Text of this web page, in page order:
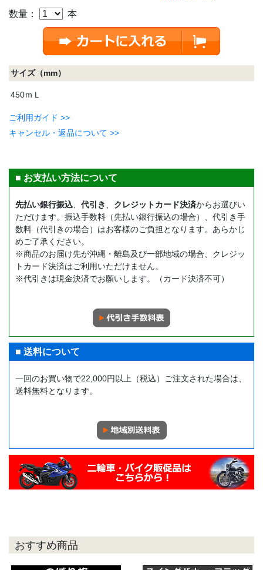
数量： 本
サイズ（mm）
450ｍＬ
ご利用ガイド >>
キャンセル・返品について >>
■ お支払い方法について
先払い銀行振込 代引き クレジットカード決済からお選びい
ただけます。振込手数料（先払い銀行振込の場合）、代引き手
数料（代引きの場合）はお客様のご負担となります。あらかじ
めご了承ください。
※商品のお届け先が沖縄・離島及び一部地域の場合、クレジッ
トカード決済はご利用いただけません。
※代引きは現金決済でお願いします。（カード決済不可）
■ 送料について
一回のお買い物で22,000円以上（税込）ご注文された場合は、
送料無料となります。
おすすめ商品